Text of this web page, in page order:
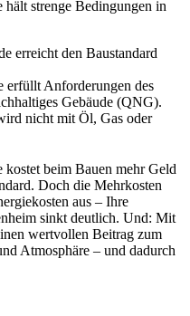
strenge Bedingungen in
erreicht den Baustandard
erfüllt Anforderungen des
Gebäude (QNG).
nicht mit Öl, Gas oder
beim Bauen mehr Geld
Doch die Mehr­kosten
aus – Ihre
sinkt deutlich. Und: Mit
wert­vollen Beitrag zum
Atmos­phäre – und dadurch